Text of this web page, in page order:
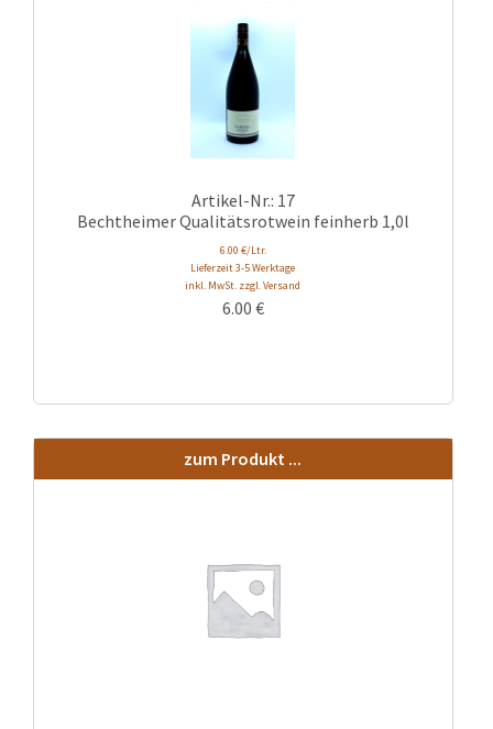
Artikel-Nr.: 17
Bechtheimer Qualitätsrotwein feinherb 1,0l
6.00 €/Ltr.
Lieferzeit 3-5 Werktage
inkl. MwSt. zzgl. Versand
6.00 €
zum Produkt ...